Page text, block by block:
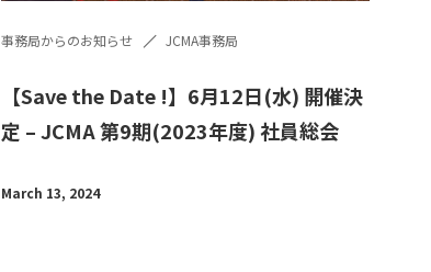
事務局からのお知らせ JCMA事務局
【Save the Date !】6月12日(水) 開催決
定 – JCMA 第9期(2023年度) 社員総会
March 13, 2024